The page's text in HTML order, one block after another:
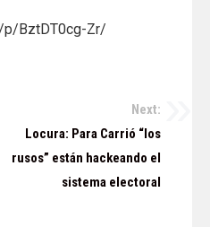
p/BztDT0cg-Zr/
Next:
Locura: Para Carrió “los
rusos” están hackeando el
sistema electoral